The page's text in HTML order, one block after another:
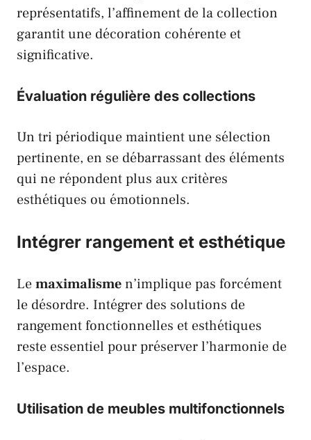
représentatifs, l’affinement de la collection
garantit une décoration cohérente et
significative.
Évaluation régulière des collections
Un tri périodique maintient une sélection
pertinente, en se débarrassant des éléments
qui ne répondent plus aux critères
esthétiques ou émotionnels.
Intégrer rangement et esthétique
Lemaximalismen’implique pas forcément
le désordre. Intégrer des solutions de
rangement fonctionnelles et esthétiques
reste essentiel pour préserver l’harmonie de
l’espace.
Utilisation de meubles multifonctionnels